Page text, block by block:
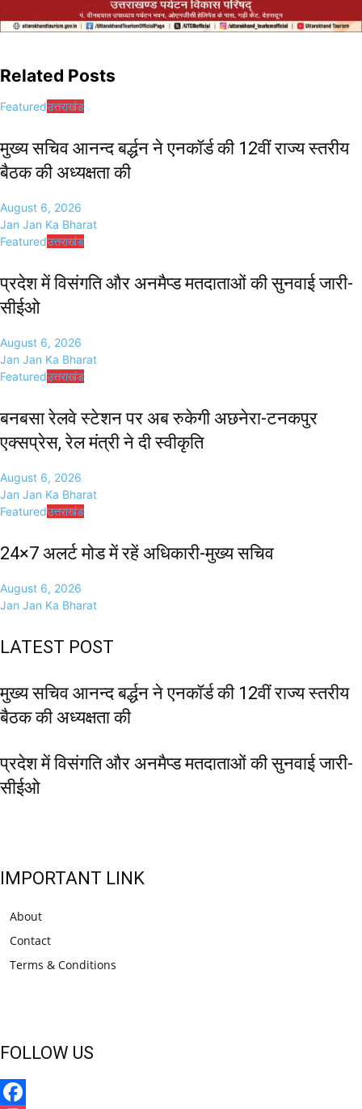
Related Posts
Featuredउत्तराखंड
मुख्य सचिव आनन्द बर्द्धन ने एनकॉर्ड की 12वीं राज्य स्तरीय
बैठक की अध्यक्षता की
August 6, 2026
Jan Jan Ka Bharat
Featuredउत्तराखंड
प्रदेश में विसंगति और अनमैप्ड मतदाताओं की सुनवाई जारी-
सीईओ
August 6, 2026
Jan Jan Ka Bharat
Featuredउत्तराखंड
बनबसा रेलवे स्टेशन पर अब रुकेगी अछनेरा-टनकपुर
एक्सप्रेस, रेल मंत्री ने दी स्वीकृति
August 6, 2026
Jan Jan Ka Bharat
Featuredउत्तराखंड
24×7 अलर्ट मोड में रहें अधिकारी-मुख्य सचिव
August 6, 2026
Jan Jan Ka Bharat
LATEST POST
मुख्य सचिव आनन्द बर्द्धन ने एनकॉर्ड की 12वीं राज्य स्तरीय
बैठक की अध्यक्षता की
प्रदेश में विसंगति और अनमैप्ड मतदाताओं की सुनवाई जारी-
सीईओ
IMPORTANT LINK
About
Contact
Terms & Conditions
FOLLOW US